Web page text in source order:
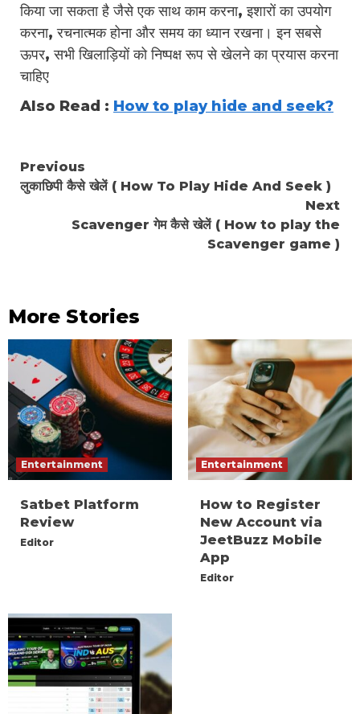
किया जा सकता है जैसे एक साथ काम करना, इशारों का उपयोग
करना, रचनात्मक होना और समय का ध्यान रखना। इन सबसे
ऊपर, सभी खिलाड़ियों को निष्पक्ष रूप से खेलने का प्रयास करना
चाहिए
Also Read : How to play hide and seek?
Continue
Reading
Previous
लुकाछिपी कैसे खेलें ( How To Play Hide And Seek )
Next
Scavenger गेम कैसे खेलें ( How to play the
Scavenger game )
More Stories
Entertainment
Satbet Platform
Review
Editor
Entertainment
How to Register
New Account via
JeetBuzz Mobile
App
Editor